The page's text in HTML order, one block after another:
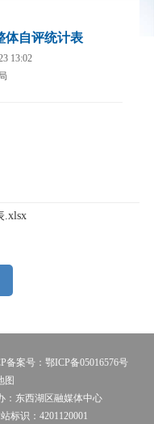
体自评统计表
13:02
.xlsx
备案号：鄂ICP备05016576号
图
：东西湖区融媒体中心
标识：4201120001